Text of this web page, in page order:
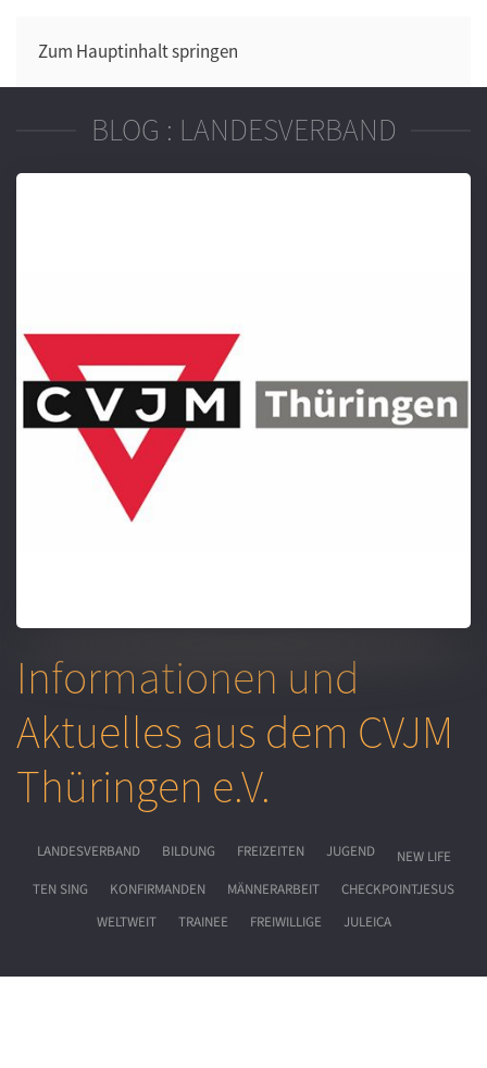
Zum Hauptinhalt springen
BLOG : LANDESVERBAND
Informationen und
Aktuelles aus dem CVJM
Thüringen e.V.
LANDESVERBAND BILDUNG FREIZEITEN JUGEND
NEW LIFE
TEN SING
KONFIRMANDEN MÄNNERARBEIT
CHECKPOINTJESUS
WELTWEIT
TRAINEE FREIWILLIGE JULEICA